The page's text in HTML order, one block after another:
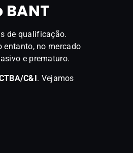
de qualificação.
entanto, no mercado
e prematuro.
C&I. Vejamos